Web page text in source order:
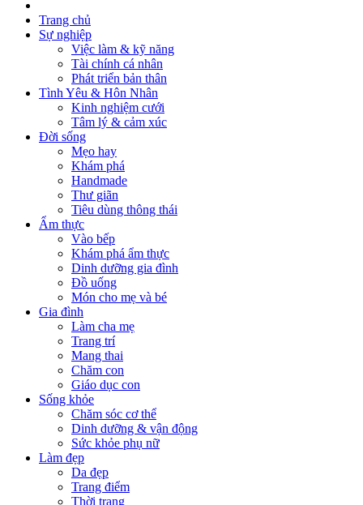
Trang chủ
Sự nghiệp
Việc làm & kỹ năng
Tài chính cá nhân
Phát triển bản thân
Tình Yêu & Hôn Nhân
Kinh nghiệm cưới
Tâm lý & cảm xúc
Đời sống
Mẹo hay
Khám phá
Handmade
Thư giãn
Tiêu dùng thông thái
Ẩm thực
Vào bếp
Khám phá ẩm thực
Dinh dưỡng gia đình
Đồ uống
Món cho mẹ và bé
Gia đình
Làm cha mẹ
Trang trí
Mang thai
Chăm con
Giáo dục con
Sống khỏe
Chăm sóc cơ thể
Dinh dưỡng & vận động
Sức khỏe phụ nữ
Làm đẹp
Da đẹp
Trang điểm
Thời trang